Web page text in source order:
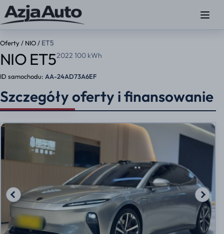
Oferty / NIO / ET5
NIO ET52022 100 kWh
ID samochodu: AA-24AD73A6EF
Szczegóły oferty i finansowanie